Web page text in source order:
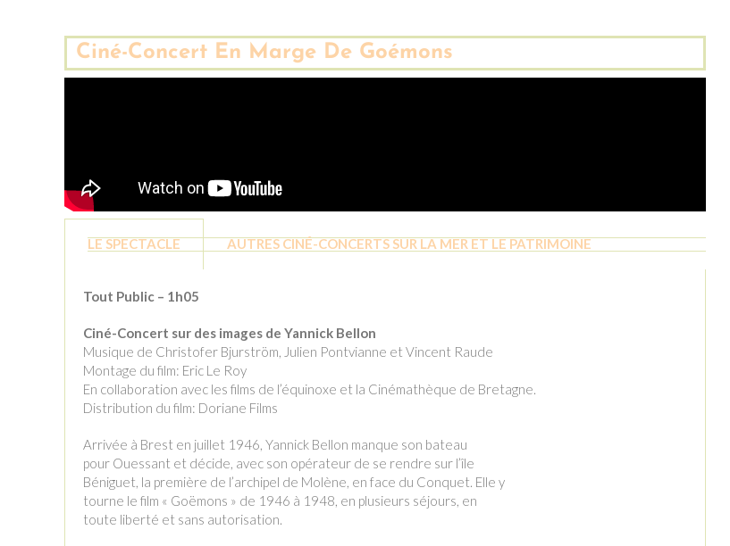
Ciné-Concert En Marge De Goémons
LE SPECTACLE AUTRES CINÉ-CONCERTS SUR LA MER ET LE PATRIMOINE
Tout Public – 1h05
Ciné-Concert sur des images de Yannick Bellon
Musique de Christofer Bjurström, Julien Pontvianne et Vincent Raude
Montage du film: Eric Le Roy
En collaboration avec les films de l’équinoxe et la Cinémathèque de Bretagne.
Distribution du film: Doriane Films
Arrivée à Brest en juillet 1946, Yannick Bellon manque son bateau
pour Ouessant et décide, avec son opérateur de se rendre sur l’île
Béniguet, la première de l’archipel de Molène, en face du Conquet. Elle y
tourne le film « Goëmons » de 1946 à 1948, en plusieurs séjours, en
toute liberté et sans autorisation.